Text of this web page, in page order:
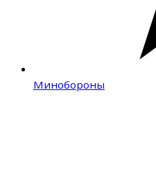
Минобороны